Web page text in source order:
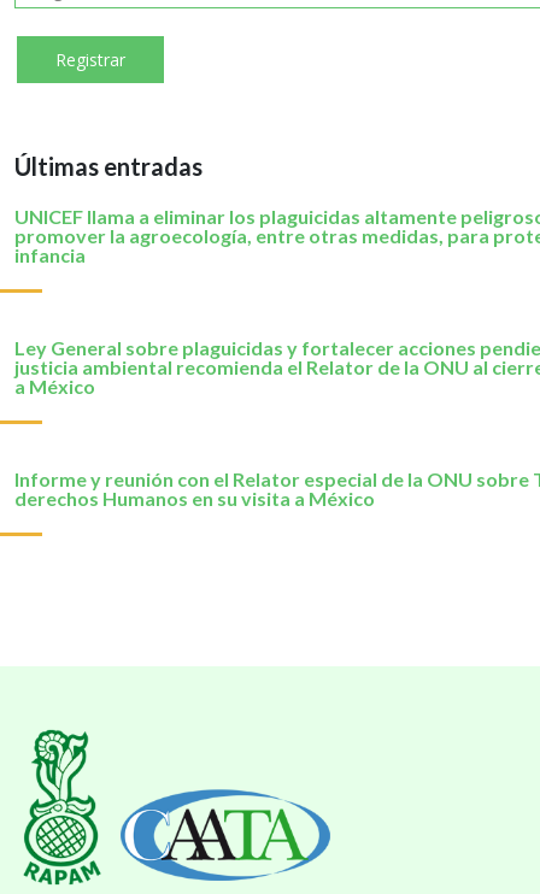
Últimas entradas
UNICEF llama a eliminar los plaguicidas altamente
promover la agroecología, entre otras medidas, para
infancia
Ley General sobre plaguicidas y fortalecer acciones
justicia ambiental recomienda el Relator de la ONU al
a México
Informe y reunión con el Relator especial de la ONU sobre
derechos Humanos en su visita a México